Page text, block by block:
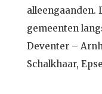
alleengaanden.
gemeenten
Deventer –
Schalkhaar,